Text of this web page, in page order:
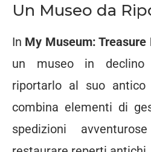
Un Museo da
In My Museum: Treasure
un museo in declino
riportarlo al suo antico
combina elementi di
spedizioni